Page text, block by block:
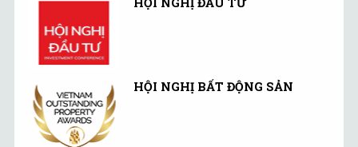
HỘI NGHỊ BẤT ĐỘNG SẢN